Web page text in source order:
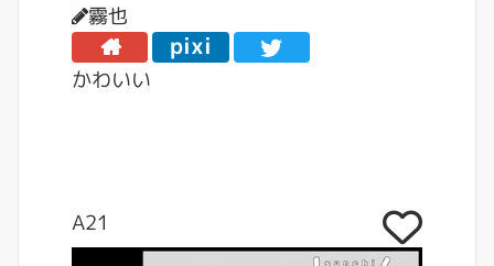
霧也
pixi
v
かわいい
A21